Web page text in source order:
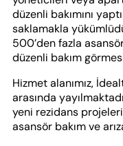
düzenli bakımını
saklamakla
500’den fazla
düzenli bakım
Hizmet alanımız,
arasında
yeni rezidans
asansör bakım ve